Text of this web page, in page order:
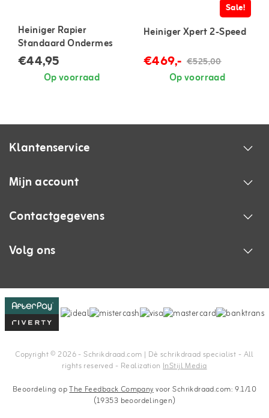
Heiniger Rapier
Standaard Ondermes
€44,95
Op voorraad
Sale!
Heiniger Xpert 2-Speed
€469,- €525,00
Op voorraad
Klantenservice
Mijn account
Contactgegevens
Volg ons
Copyright © 2026 - Schrikdraad.com | Dè schrikdraad specialist - All
rights reserved - RealizationInStijl Media
Beoordeling opThe Feedback Companyvoor Schrikdraad.com: 9.1/10
(19353 beoordelingen)